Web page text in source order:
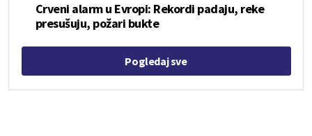
Crveni alarm u Evropi: Rekordi padaju, reke
presušuju, požari bukte
Pogledaj sve